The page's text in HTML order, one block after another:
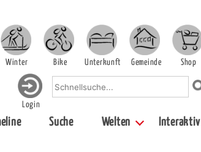
Winter Bike Unterkunft Gemeinde Shop
Login
Suche Welten Interaktiv